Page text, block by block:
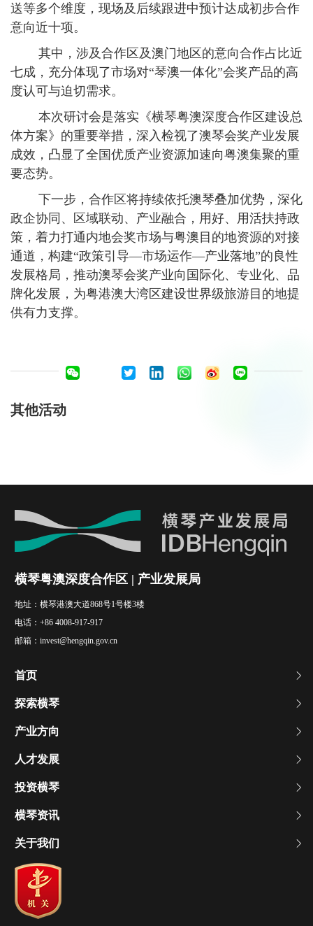
送等多个维度，现场及后续跟进中预计达成初步合作
意向近十项。
其中，涉及合作区及澳门地区的意向合作占比近
七成，充分体现了市场对“琴澳一体化”会奖产品的高
度认可与迫切需求。
本次研讨会是落实《横琴粤澳深度合作区建设总
体方案》的重要举措，深入检视了澳琴会奖产业发展
成效，凸显了全国优质产业资源加速向粤澳集聚的重
要态势。
下一步，合作区将持续依托澳琴叠加优势，深化
政企协同、区域联动、产业融合，用好、用活扶持政
策，着力打通内地会奖市场与粤澳目的地资源的对接
通道，构建“政策引导—市场运作—产业落地”的良性
发展格局，推动澳琴会奖产业向国际化、专业化、品
牌化发展，为粤港澳大湾区建设世界级旅游目的地提
供有力支撑。
其他活动
横琴粤澳深度合作区 | 产业发展局
地址： 横琴港澳大道868号1号楼3楼
电话： +86 4008-917-917
邮箱： invest@hengqin.gov.cn
首页
探索横琴
产业方向
人才发展
投资横琴
横琴资讯
关于我们